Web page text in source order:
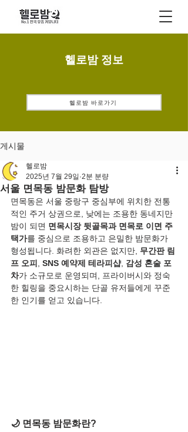
헬로밤 정보
헬로밤 바로가기
게시물
서울 면목동 밤문화 탐방
헬로밤
2025년 7월 29일 2분 분량
면목동은 서울 중랑구 중심부에 위치한 전통
적인 주거 상권으로, 낮에는 조용한 동네지만
밤이 되면 면목시장 뒷골목과 면목로 이면 주
택가를 중심으로 조용하고 은밀한 밤문화가
형성됩니다. 화려한 외관은 없지만, 무간판 림
프 오피
SNS 예약제 테라피샵, 감성 혼술 포
차가 소규모로 운영되며, 프라이버시와 정숙
한 힐링을 중요시하는 단골 유저들에게 꾸준
한 인기를 얻고 있습니다.
🌙 면목동 밤문화란?